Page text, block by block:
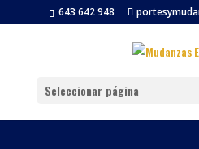
643 642 948
Seleccionar página